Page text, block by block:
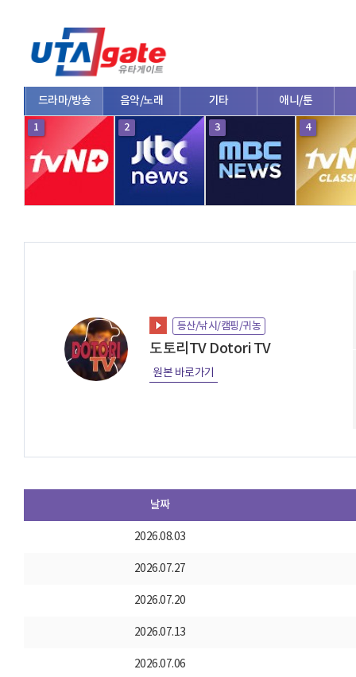
드라마/방송 음악/노래 기타 애니/툰
1 2 3 4
등산/낚시/캠핑/귀농
도토리TV Dotori TV
원본 바로가기
날짜
2026.08.03
2026.07.27
2026.07.20
2026.07.13
2026.07.06